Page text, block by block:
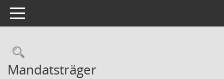
Toggle navigation
Rechercheauswahl
Mandatsträger